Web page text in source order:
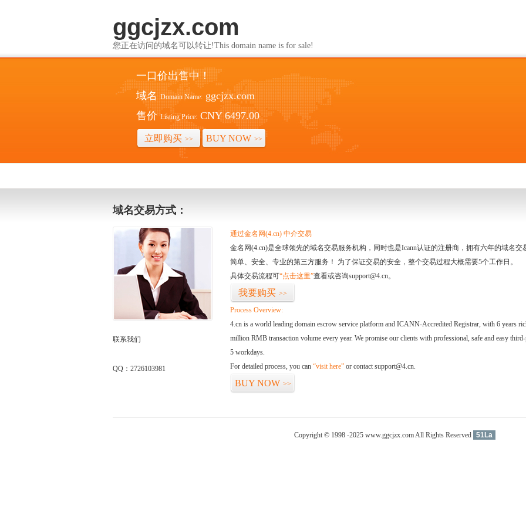
ggcjzx.com
您正在访问的域名可以转让!This domain name is for sale!
一口价出售中！
域名 Domain Name: ggcjzx.com
售价 Listing Price: CNY 6497.00
立即购买 >> BUY NOW >>
域名交易方式：
联系我们
QQ：2726103981
通过金名网(4.cn) 中介交易
金名网(4.cn)是全球领先的域名交易服务机构，同时也是Icann认证的注册商，拥有六年的域名
简单、安全、专业的第三方服务！ 为了保证交易的安全，整个交易过程大概需要5个工作日。
具体交易流程可“点击这里”查看或咨询support@4.cn。
我要购买 >>
Process Overview:
4.cn is a world leading domain escrow service platform and ICANN-Accredited Registrar, with 6 years
million RMB transaction volume every year. We promise our clients with professional, safe and easy
5 workdays.
For detailed process, you can “visit here” or contact support@4.cn.
BUY NOW >>
Copyright © 1998 -2025 www.ggcjzx.com All Rights Reserved 51La